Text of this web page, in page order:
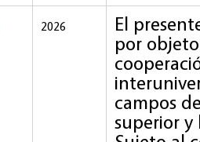
2026
El
por
campos
superior y